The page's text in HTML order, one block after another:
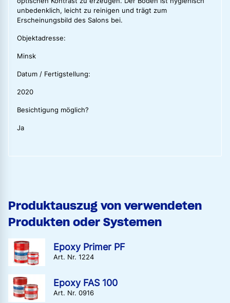
unbedenklich, leicht zu reinigen und trägt zum
Erscheinungsbild des Salons bei.
Objektadresse:
Minsk
Datum / Fertigstellung:
2020
Besichtigung möglich?
Ja
Produktauszug von verwendeten
Produkten oder Systemen
Epoxy Primer PF
Art. Nr. 1224
Epoxy FAS 100
Art. Nr. 0916